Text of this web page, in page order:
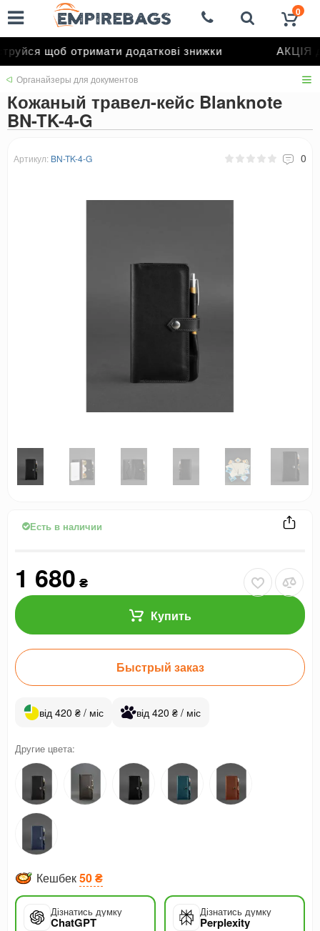
щоб отримати додаткові знижки АКЦІЯ
0
Органайзеры для документов
Кожаный травел-кейс Blanknote
BN-TK-4-G
Артикул: BN-TK-4-G 0
Есть в наличии
1 680 ₴
Купить
Быстрый заказ
від 420 ₴ / міс від 420 ₴ / міс
Другие цвета:
Кешбек50 ₴
Дізнатись думку
ChatGPT
Дізнатись думку
Perplexity